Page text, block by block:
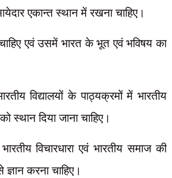
एकान्त स्थान में रखना चाहिए।
चाहिए एवं उसमें भारत के भूत एवं भविषय का
विद्यालयों के पाठ्यक्रमों में भारतीय
कोस्थान दिया जाना चाहिए।
भारतीय विचारधारा एवं भारतीय समाज की
करना चाहिए।